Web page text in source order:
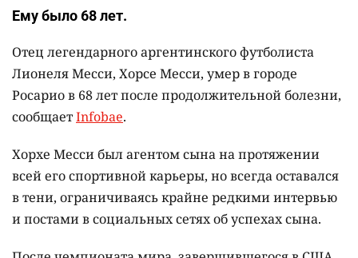
Ему было 68 лет.
Отец легендарного аргентинского футболиста
Лионеля Месси, Хорсе Месси, умер в городе
Росарио в 68 лет после продолжительной болезни,
сообщаетInfobae.
Хорхе Месси был агентом сына на протяжении
всей его спортивной карьеры, но всегда оставался
в тени, ограничиваясь крайне редкими интервью
и постами в социальных сетях об успехах сына.